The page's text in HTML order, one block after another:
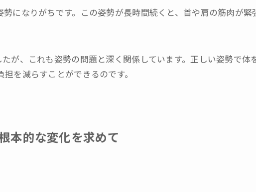
になりがちです。この姿勢が長時間続くと、首や肩の筋肉が緊
が、これも姿勢の問題と深く関係しています。正しい姿勢で体
を減らすことができるのです。
本的な変化を求めて